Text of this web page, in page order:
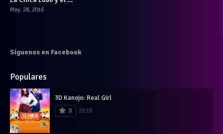
May. 28, 2016
Síguenos en Facebook
Populares
3D Kanojo: Real Girl
8
2018